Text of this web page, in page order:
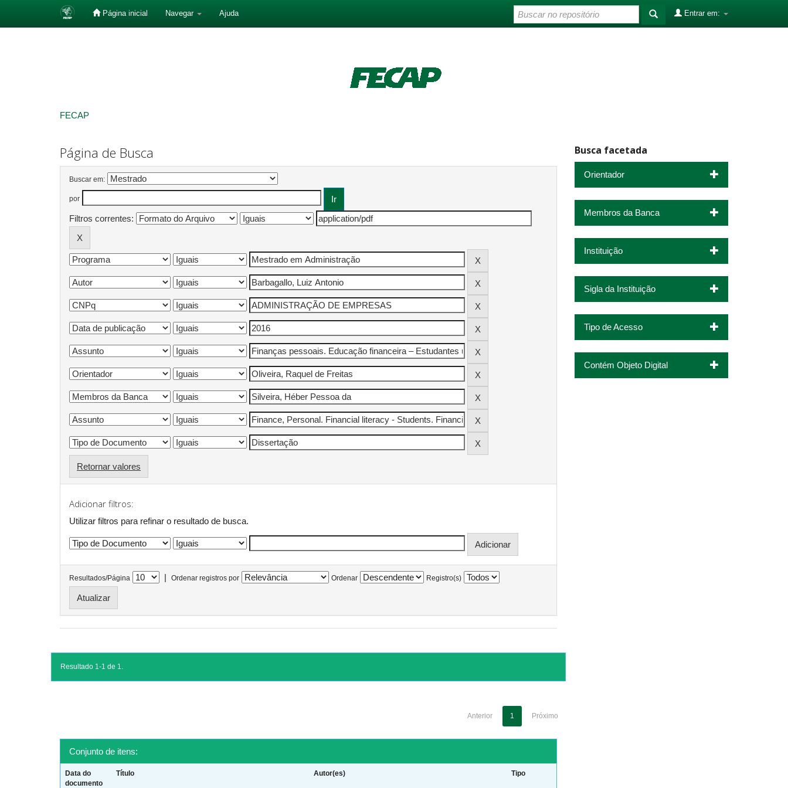
Página inicial Navegar Ajuda Entrar em:
FECAP
Página de Busca
Buscar em:
por
Filtros correntes:
Retornar valores
Adicionar filtros:
Utilizar filtros para refinar o resultado de busca.
Resultados/Página | Ordenar registros por Ordenar Registro(s)
Resultado 1-1 de 1.
Anterior 1 Próximo
Conjunto de itens:
Data do
documento
Título Autor(es) Tipo
Busca facetada
Orientador
Membros da Banca
Instituição
Sigla da Instituição
Tipo de Acesso
Contém Objeto Digital